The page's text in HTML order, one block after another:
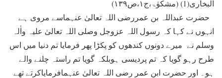
البخاری(1) (مشکوٰۃ،ج۱،ص۱۳۹)
حضرت عبداللہ بن عمررضی اللہ تعالیٰ عنہماسے مروی ہے
انہوں نے کہا کہ رسول اللہ عزوجل وصلی اللہ تعالیٰ علیہ واٰلہ
وسلم نے میرے دونوں کندھوں کو پکڑا پھر فرمایا تم دنیا میں اس
طرح رہو گویا کہ تم پردیسی ہوبلکہ گویا تم راستہ چلنے والے
ہو۔ اور حضرت ابن عمر رضی اللہ تعالیٰ عنہمافرمایاکرتے تھے